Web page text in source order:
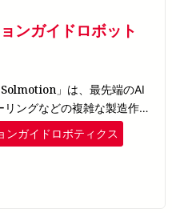
ンガイドロボット
Solmotion 」は、最先端のAI
ングなどの複雑な製造作業
ンガイドロボティクス